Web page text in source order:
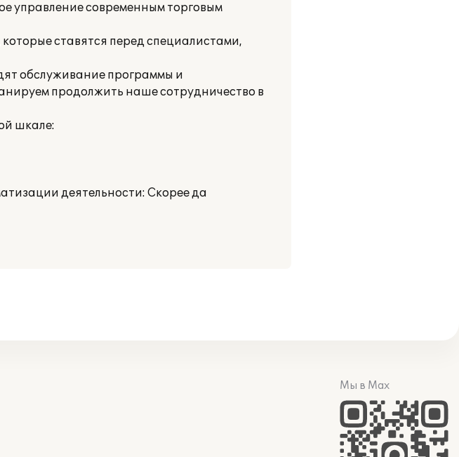
управление современным торговым
ставятся перед специалистами,
обслуживание программы и
продолжить наше сотрудничество в
шкале:
деятельности: Скорее да
Мы в Max